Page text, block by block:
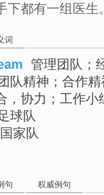
下都有一组医生
词
管理团队；
队精神；合作精
，协力；工作小
球队
国家队
句 权威例句